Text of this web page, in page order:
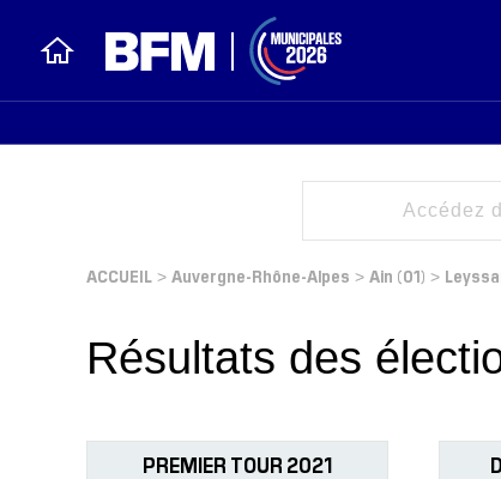
ACCUEIL > Auvergne-Rhône-Alpes > Ain (01) >
Résultats des
PREMIER TOUR 2021